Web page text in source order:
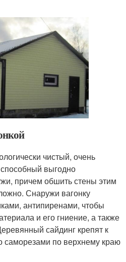
чистый, очень
выгодно
причем обшить стены этим
Снаружи вагонку
антипиренами, чтобы
и его гниение, а также
сайдинг крепят к
саморезами по верхнему краю